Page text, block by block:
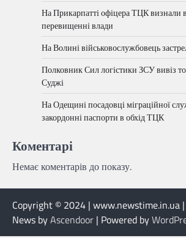
На Прикарпатті офіцера ТЦК визнали
перевищенні влади
На Волині військовослужбовець
Полковник Сил логістики ЗСУ вивіз
Суджі
На Одещині посадовці міграційної
закордонні паспорти в обхід ТЦК
Коментарі
Немає коментарів до показу.
Copyright © 2024 | www.newstime.in.ua
News byAscendoor | Powered by